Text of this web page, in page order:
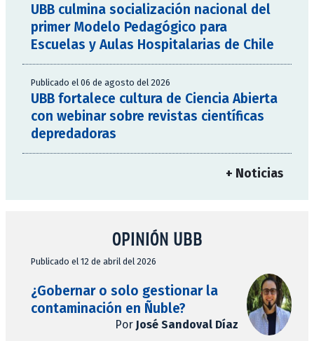
UBB culmina socialización nacional del
primer Modelo Pedagógico para
Escuelas y Aulas Hospitalarias de Chile
Publicado el 06 de agosto del 2026
UBB fortalece cultura de Ciencia Abierta
con webinar sobre revistas científicas
depredadoras
+ Noticias
OPINIÓN UBB
Publicado el 12 de abril del 2026
¿Gobernar o solo gestionar la
contaminación en Ñuble?
Por José Sandoval Díaz